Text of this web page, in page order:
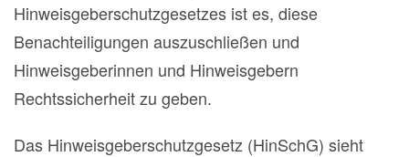
Hinweisgeberschutzgesetzes ist es, diese
Benachteiligungen auszuschließen und
Hinweisgeberinnen und Hinweisgebern
Rechtssicherheit zu geben.
Das Hinweisgeberschutzgesetz (HinSchG) sieht